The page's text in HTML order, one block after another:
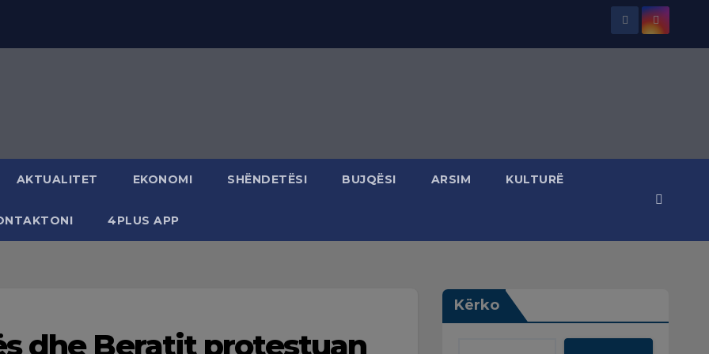
AKTUALITET EKONOMI SHËNDETËSI BUJQËSI ARSIM KULTURË
4PLUS APP
dhe Beratit protestuan
Kërko